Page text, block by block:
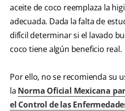
aceite de coco reemplaza la
adecuada. Dada la falta de
difícil determinar si el lavado
coco tiene algún beneficio real.
Por ello, no se recomienda su
la Norma Oficial Mexicana
el Control de las